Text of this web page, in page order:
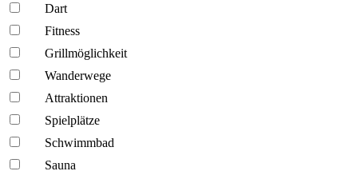
Dart
Fitness
Grillmöglich­keit
Wanderwege
Attraktionen
Spielplätze
Schwimmbad
Sauna